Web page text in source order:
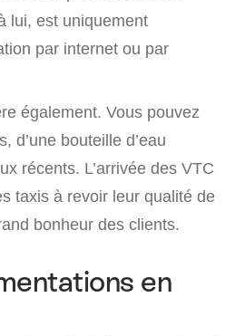
lui, est uniquement
par internet ou par
également. Vous pouvez
d’une bouteille d’eau
récents. L’arrivée des VTC
taxis à revoir leur qualité de
bonheur des clients.
en